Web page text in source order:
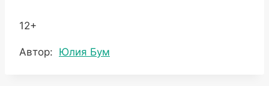
12+
Метки
Автор: Юлия Бум